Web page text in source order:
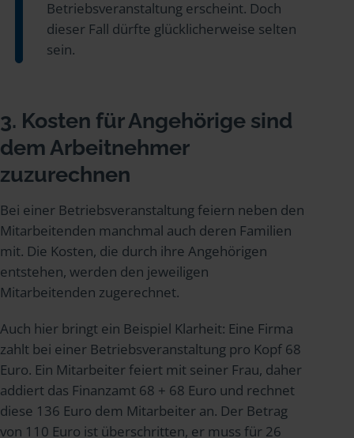
Betriebsveranstaltung erscheint. Doch
dieser Fall dürfte glücklicherweise selten
sein.
3. Kosten für Angehörige sind
dem Arbeitnehmer
zuzurechnen
Bei einer Betriebsveranstaltung feiern neben den
Mitarbeitenden manchmal auch deren Familien
mit. Die Kosten, die durch ihre Angehörigen
entstehen, werden den jeweiligen
Mitarbeitenden zugerechnet.
Auch hier bringt ein Beispiel Klarheit: Eine Firma
zahlt bei einer Betriebsveranstaltung pro Kopf 68
Euro. Ein Mitarbeiter feiert mit seiner Frau, daher
addiert das Finanzamt 68 + 68 Euro und rechnet
diese 136 Euro dem Mitarbeiter an. Der Betrag
von 110 Euro ist überschritten, er muss für 26